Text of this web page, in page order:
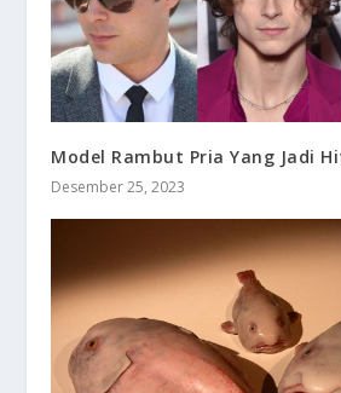
Model Rambut Pria Yang Jadi
Desember 25, 2023